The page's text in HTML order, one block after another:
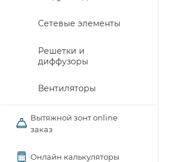
Сетевые элементы
Решетки и
диффузоры
Вентиляторы
Вытяжной зонт online
заказ
Онлайн калькуляторы